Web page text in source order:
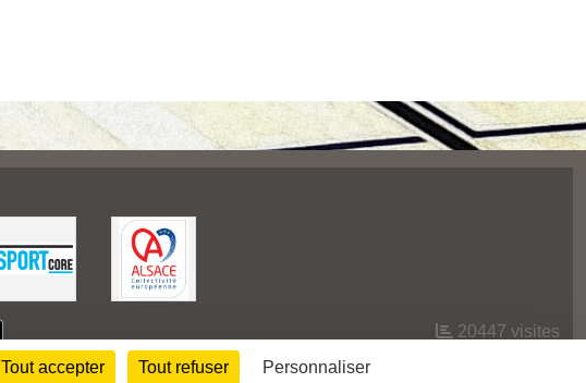
20447 visites
Tout accepter Tout refuser Personnaliser